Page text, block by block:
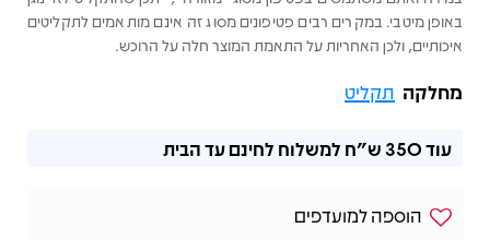
באופן מיטבי. במקרים רבים פטיפונים מסוג זה אינם מותאמים לתקליטים
איכותיים, ולכן האחריות על התאמת המוצר חלה על הרוכש.
מחלקה תקליט
עוד350 ש"ח למשלוח לחינם עד הבית
הוספה למועדפים